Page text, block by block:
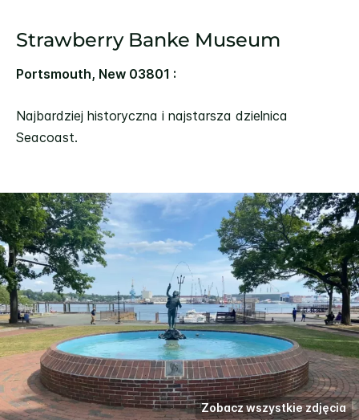
Strawberry Banke Museum
Portsmouth, New 03801 :
Najbardziej historyczna i najstarsza dzielnica
Seacoast.
Zobacz wszystkie zdjęcia